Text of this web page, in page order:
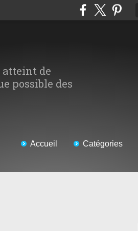
de
possible des
Accueil Catégories